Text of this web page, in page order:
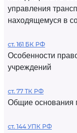
управления
находящемуся в
ст. 161 БК РФ
Особенности
учреждений
ст. 77 ТК РФ
Общие основания
ст. 144 УПК РФ